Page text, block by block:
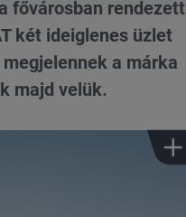
fővárosban rendezett
két ideiglenes üzlet
a márka
majd velük.